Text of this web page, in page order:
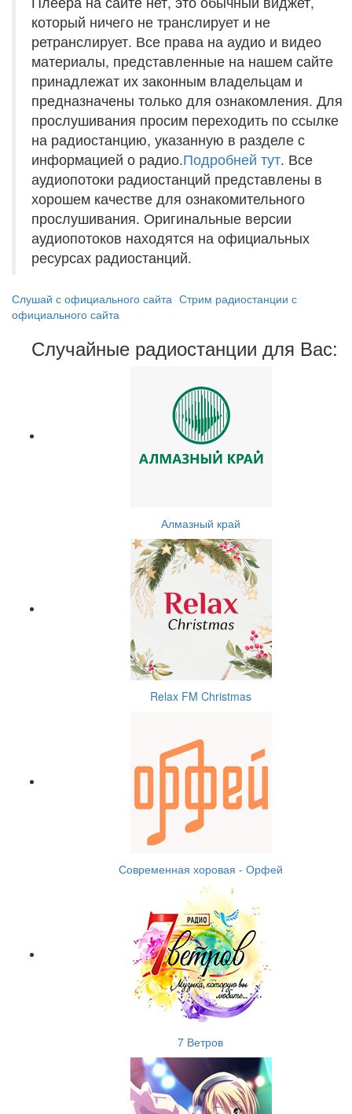
который ничего не транслирует и не
ретранслирует. Все права на аудио и видео
материалы, представленные на нашем сайте
принадлежат их законным владельцам и
предназначены только для ознакомления. Для
прослушивания просим переходить по ссылке
на радиостанцию, указанную в разделе с
информацией о радио.Подробней тут. Все
аудиопотоки радиостанций представлены в
хорошем качестве для ознакомительного
прослушивания. Оригинальные версии
аудиопотоков находятся на официальных
ресурсах радиостанций.
Слушай с официального сайта Стрим радиостанции с
официального сайта
Случайные радиостанции для Вас:
Алмазный край
Relax FM Christmas
Современная хоровая - Орфей
7 Ветров